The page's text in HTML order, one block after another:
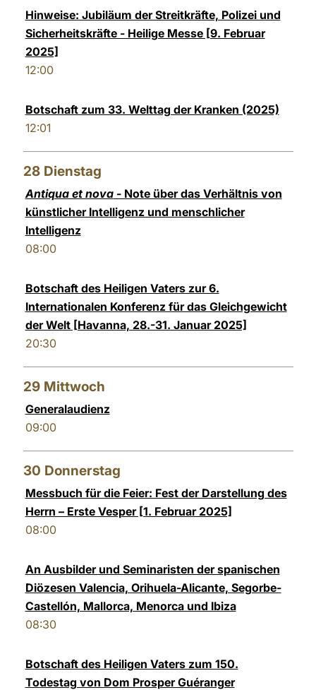
Hinweise: Jubiläum der Streitkräfte, Polizei und
Sicherheitskräfte - Heilige Messe [9. Februar
2025]
12:00
Botschaft zum 33. Welttag der Kranken (2025)
12:01
28 Dienstag
Antiqua et nova- Note über das Verhältnis von
künstlicher Intelligenz und menschlicher
Intelligenz
08:00
Botschaft des Heiligen Vaters zur 6.
Internationalen Konferenz für das Gleichgewicht
der Welt [Havanna, 28.-31. Januar 2025]
20:30
29 Mittwoch
Generalaudienz
09:00
30 Donnerstag
Messbuch für die Feier: Fest der Darstellung des
Herrn – Erste Vesper [1. Februar 2025]
08:00
An Ausbilder und Seminaristen der spanischen
Diözesen Valencia, Orihuela-Alicante, Segorbe-
Castellón, Mallorca, Menorca und Ibiza
08:30
Botschaft des Heiligen Vaters zum 150.
Todestag von Dom Prosper Guéranger